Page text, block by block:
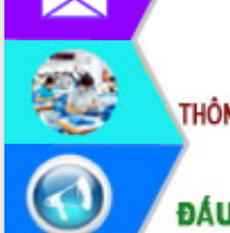
công tác cải cách hành chính mô hình
mới
UBND tỉnh họp báo định kỳ tháng 4
năm 2026
Hội thảo khoa học “Giải pháp thúc đẩy
phát triển nền kinh tế xanh tại tỉnh
Đắk Lắk”
Tăng cường giám sát, đôn đốc thực
hiện nhiệm vụ quản lý tài sản công
hàng tuần